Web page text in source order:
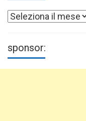
Archivi
sponsor: